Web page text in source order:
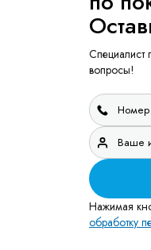
Специалист
вопросы!
Нажимая
обработку